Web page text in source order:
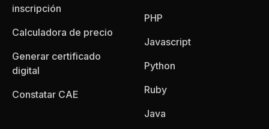
inscripción
Calculadora de precio
Generar certificado
digital
Constatar CAE
PHP
Javascript
Python
Ruby
Java